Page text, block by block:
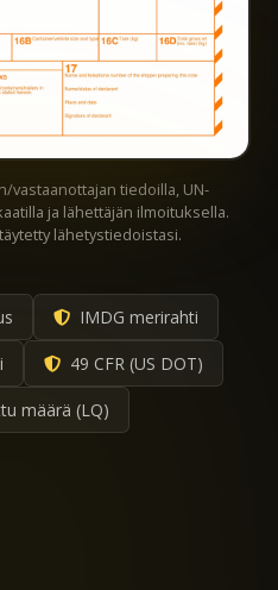
vastaanottajan tiedoilla, UN-
ja lähettäjän ilmoituksella.
lähetystiedoistasi.
IMDG merirahti
49 CFR (US DOT)
määrä (LQ)